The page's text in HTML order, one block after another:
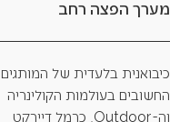
מערך הפצה רחב
כיבואנית בלעדית של המותגים
החשובים בעולמות הקולינריה
וה-Outdoor, כרמל דיירקט